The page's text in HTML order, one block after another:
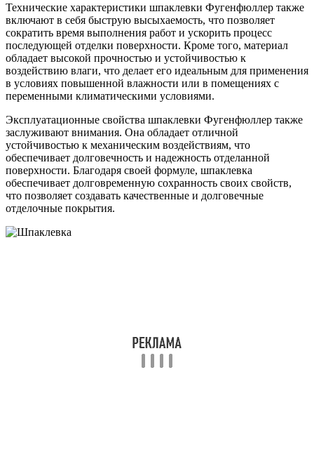
Технические характеристики шпаклевки Фугенфюллер также
включают в себя быструю высыхаемость, что позволяет
сократить время выполнения работ и ускорить процесс
последующей отделки поверхности. Кроме того, материал
обладает высокой прочностью и устойчивостью к
воздействию влаги, что делает его идеальным для применения
в условиях повышенной влажности или в помещениях с
переменными климатическими условиями.
Эксплуатационные свойства шпаклевки Фугенфюллер также
заслуживают внимания. Она обладает отличной
устойчивостью к механическим воздействиям, что
обеспечивает долговечность и надежность отделанной
поверхности. Благодаря своей формуле, шпаклевка
обеспечивает долговременную сохранность своих свойств,
что позволяет создавать качественные и долговечные
отделочные покрытия.